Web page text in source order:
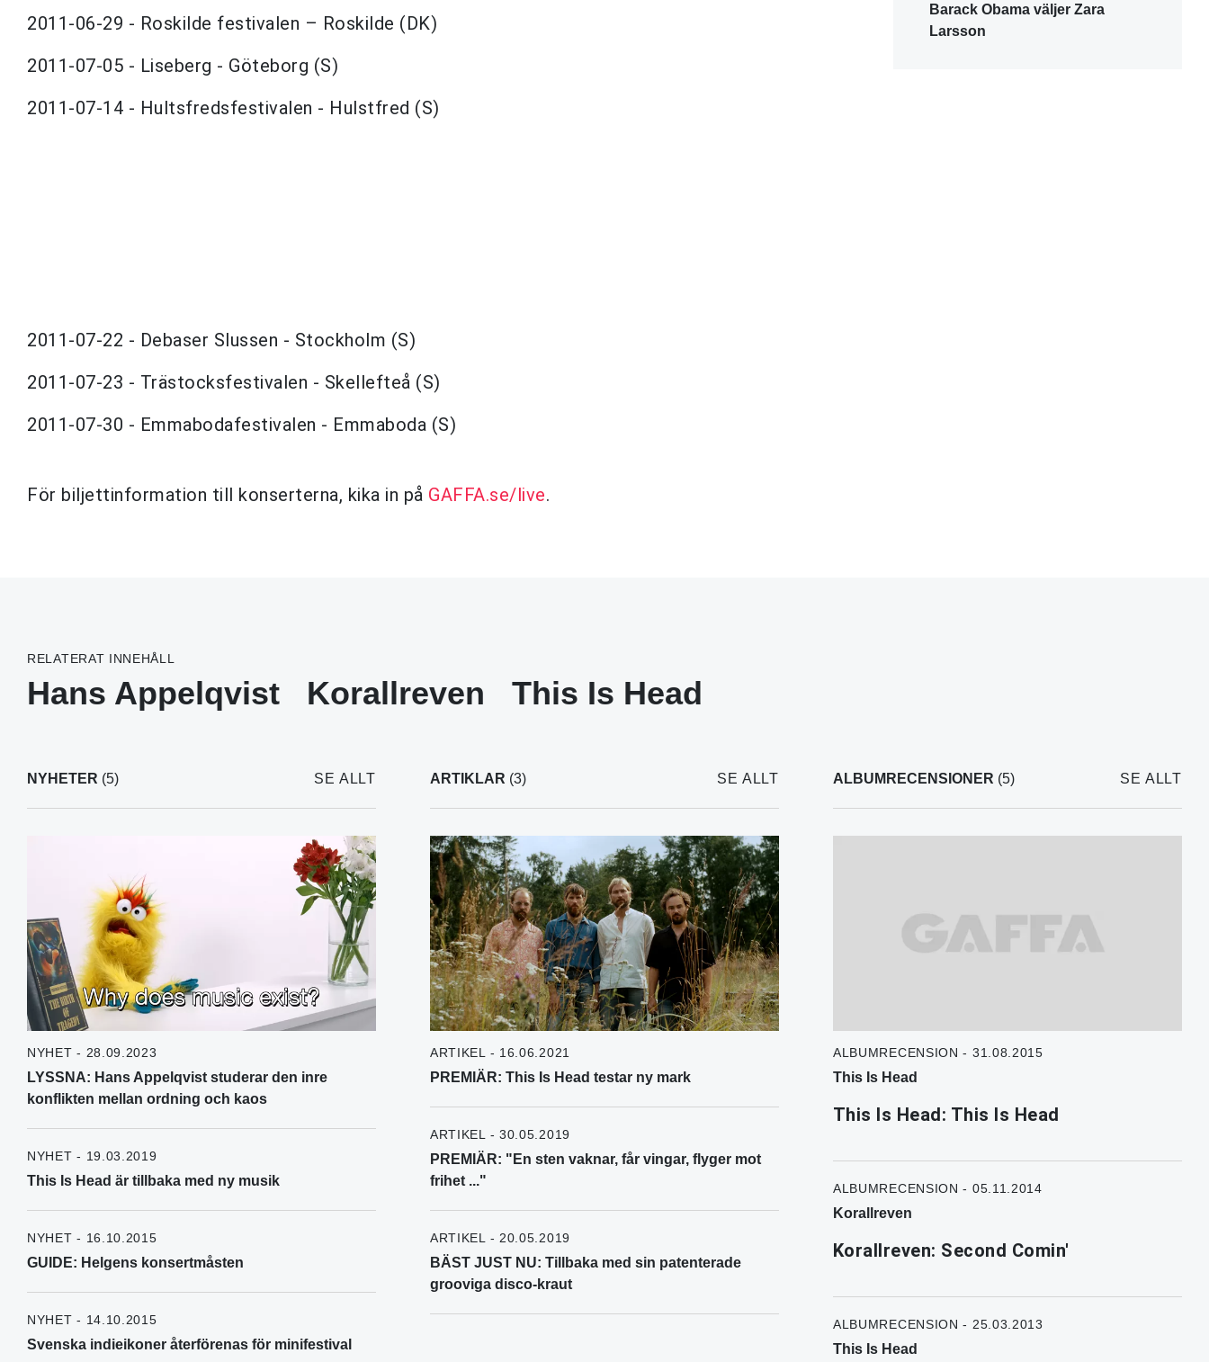
2011-06-29 - Roskilde festivalen – Roskilde (DK)
2011-07-05 - Liseberg - Göteborg (S)
2011-07-14 - Hultsfredsfestivalen - Hulstfred (S)
2011-07-22 - Debaser Slussen - Stockholm (S)
2011-07-23 - Trästocksfestivalen - Skellefteå (S)
2011-07-30 - Emmabodafestivalen - Emmaboda (S)
För biljettinformation till konserterna, kika in på GAFFA.se/live.
Barack Obama väljer Zara
Larsson
RELATERAT INNEHÅLL
Hans Appelqvist Korallreven This Is Head
NYHETER (5) SE ALLT
NYHET - 28.09.2023
LYSSNA: Hans Appelqvist studerar den inre
konflikten mellan ordning och kaos
NYHET - 19.03.2019
This Is Head är tillbaka med ny musik
NYHET - 16.10.2015
GUIDE: Helgens konsertmåsten
NYHET - 14.10.2015
Svenska indieikoner återförenas för minifestival
ARTIKLAR (3) SE ALLT
ARTIKEL - 16.06.2021
PREMIÄR: This Is Head testar ny mark
ARTIKEL - 30.05.2019
PREMIÄR: "En sten vaknar, får vingar, flyger mot
frihet ..."
ARTIKEL - 20.05.2019
BÄST JUST NU: Tillbaka med sin patenterade
grooviga disco-kraut
ALBUMRECENSIONER (5) SE ALLT
ALBUMRECENSION - 31.08.2015
This Is Head
This Is Head: This Is Head
ALBUMRECENSION - 05.11.2014
Korallreven
Korallreven: Second Comin'
ALBUMRECENSION - 25.03.2013
This Is Head